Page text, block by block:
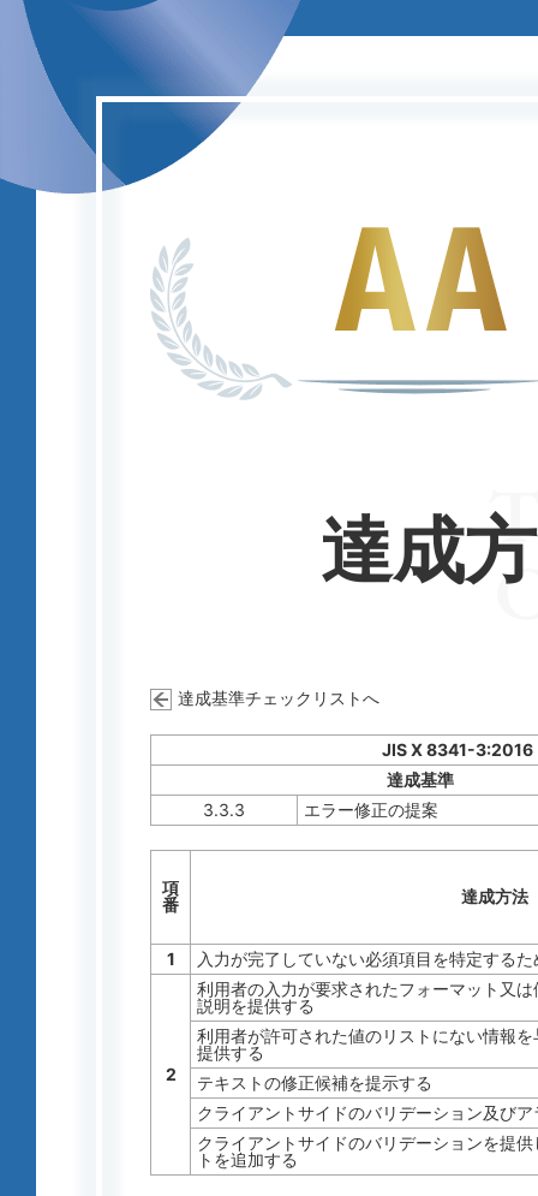
達成
達成基準チェックリストへ
JIS X 8341-
達成基準
3.3.3
エラー修正の提案
項
番
達成方法
1 入力が完了していない必須項目を特定する
2
利用者の入力が要求されたフォーマット又
説明を提供する
利用者が許可された値のリストにない情報
提供する
テキストの修正候補を提示する
クライアントサイドのバリデーション及び
クライアントサイドのバリデーションを提
トを追加する